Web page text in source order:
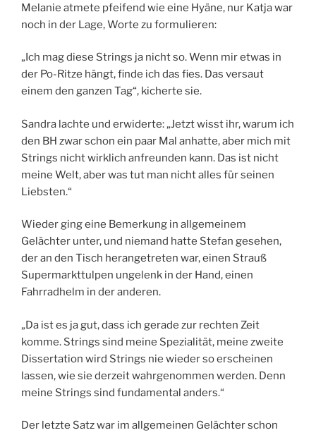
Melanie atmete pfeifend wie eine Hyäne, nur Katja war
noch in der Lage, Worte zu formulieren:
„Ich mag diese Strings ja nicht so. Wenn mir etwas in
der Po-Ritze hängt, finde ich das fies. Das versaut
einem den ganzen Tag“, kicherte sie.
Sandra lachte und erwiderte: „Jetzt wisst ihr, warum ich
den BH zwar schon ein paar Mal anhatte, aber mich mit
Strings nicht wirklich anfreunden kann. Das ist nicht
meine Welt, aber was tut man nicht alles für seinen
Liebsten.“
Wieder ging eine Bemerkung in allgemeinem
Gelächter unter, und niemand hatte Stefan gesehen,
der an den Tisch herangetreten war, einen Strauß
Supermarkttulpen ungelenk in der Hand, einen
Fahrradhelm in der anderen.
„Da ist es ja gut, dass ich gerade zur rechten Zeit
komme. Strings sind meine Spezialität, meine zweite
Dissertation wird Strings nie wieder so erscheinen
lassen, wie sie derzeit wahrgenommen werden. Denn
meine Strings sind fundamental anders.“
Der letzte Satz war im allgemeinen Gelächter schon